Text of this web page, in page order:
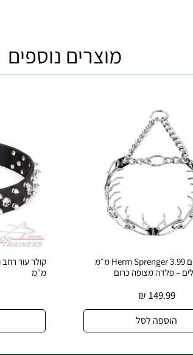
מוצרים נוספים
קולר דוקרנים Herm Sprenger 3.99 מ״מ
מ״מ